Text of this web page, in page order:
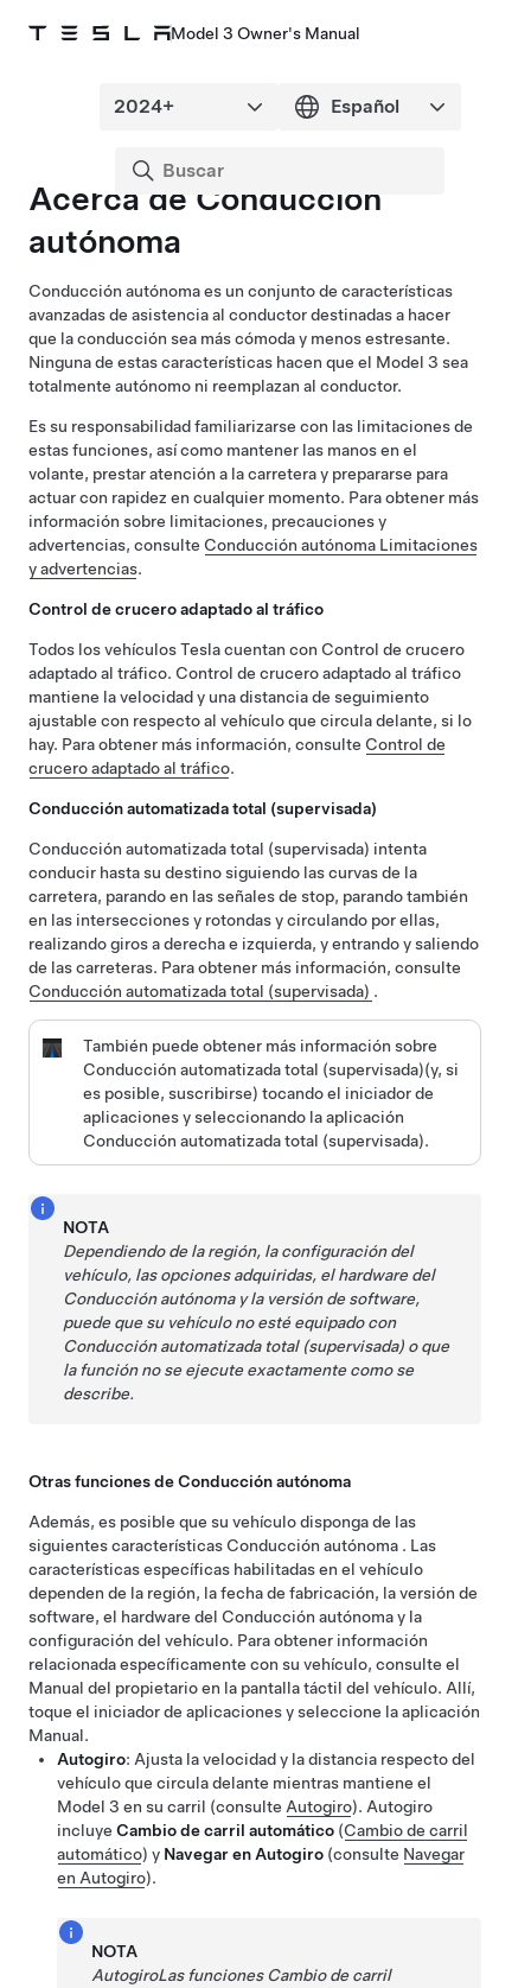
Model 3 Owner's Manual
Acerca de Conducción
autónoma
Conducción autónomaes un conjunto de características
avanzadas de asistencia al conductor destinadas a hacer
que la conducción sea más cómoda y menos estresante.
Ninguna de estas características hacen que el Model 3 sea
totalmente autónomo ni reemplazan al conductor.
Es su responsabilidad familiarizarse con las limitaciones de
estas funciones, así como mantener las manos en el
volante, prestar atención a la carretera y prepararse para
actuar con rapidez en cualquier momento. Para obtener más
información sobre limitaciones, precauciones y
advertencias, consulte Conducción autónoma Limitaciones
y advertencias.
Control de crucero adaptado al tráfico
Todos los vehículos Tesla cuentan con Control de crucero
adaptado al tráfico. Control de crucero adaptado al tráfico
mantiene la velocidad y una distancia de seguimiento
ajustable con respecto al vehículo que circula delante, si lo
hay. Para obtener más información, consulte Control de
crucero adaptado al tráfico.
Conducción automatizada total (supervisada)
Conducción automatizada total (supervisada) intenta
conducir hasta su destino siguiendo las curvas de la
carretera, parando en las señales de stop, parando también
en las intersecciones y rotondas y circulando por ellas,
realizando giros a derecha e izquierda, y entrando y saliendo
de las carreteras. Para obtener más información, consulte
Conducción automatizada total (supervisada) .
También puede obtener más información sobre
Conducción automatizada total (supervisada)(y, si
es posible, suscribirse) tocando el iniciador de
aplicaciones y seleccionando la aplicación
Conducción automatizada total (supervisada).
NOTA
Dependiendo de la región, la configuración del
vehículo, las opciones adquiridas, el hardware del
Conducción autónomay la versión de software,
puede que su vehículo no esté equipado con
Conducción automatizada total (supervisada) o que
la función no se ejecute exactamente como se
describe.
Otras funciones deConducción autónoma
Además, es posible que su vehículo disponga de las
siguientes características Conducción autónoma . Las
características específicas habilitadas en el vehículo
dependen de la región, la fecha de fabricación, la versión de
software, el hardware del Conducción autónomay la
configuración del vehículo. Para obtener información
relacionada específicamente con su vehículo, consulte el
Manual del propietario en la pantalla táctil del vehículo. Allí,
toque el iniciador de aplicaciones y seleccione la aplicación
Manual.
Autogiro: Ajusta la velocidad y la distancia respecto del
vehículo que circula delante mientras mantiene el
Model 3 en su carril (consulte Autogiro). Autogiro
incluye Cambio de carril automático (Cambio de carril
automático) y Navegar en Autogiro (consulte Navegar
en Autogiro).
NOTA
AutogiroLas funciones Cambio de carril